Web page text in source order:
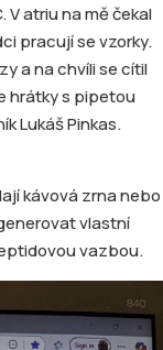
V atriu na mě čekal
pracují se vzorky.
a na chvíli se cítil
hrátky s pipetou
Lukáš Pinkas.
kávová zrna nebo
vlastní
vazbou.